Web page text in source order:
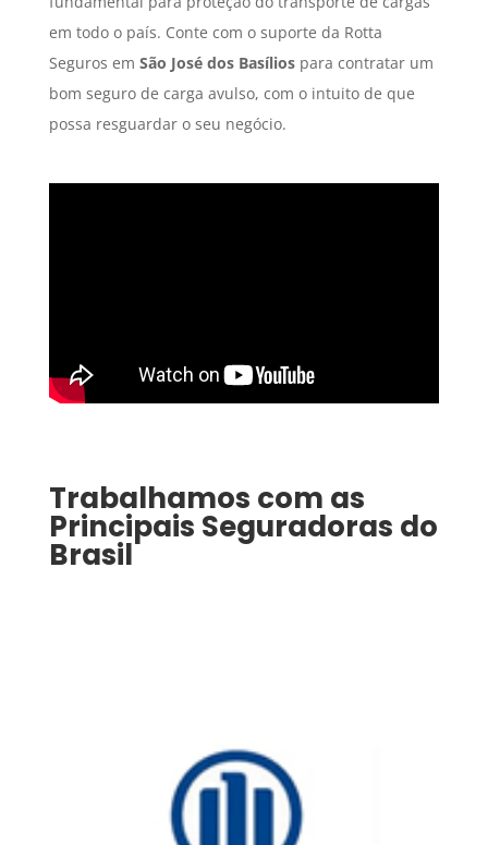
em todo o país. Conte com o suporte da Rotta
Seguros em São José dos Basíliospara contratar um
bom seguro de carga avulso, com o intuito de que
possa resguardar o seu negócio.
Trabalhamos com as
Principais Seguradoras do
Brasil